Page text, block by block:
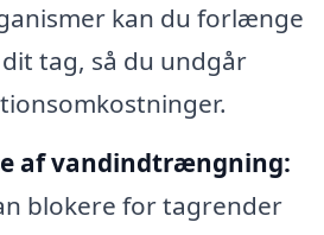
kan du forlænge
tag, så du undgår
af vandindtrængning:
blokere for tagrender